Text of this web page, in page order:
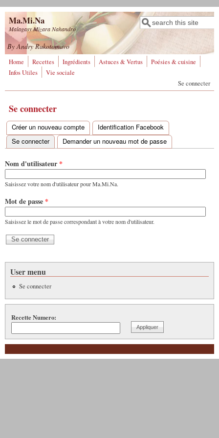
Aller au contenu principal
Ma.Mi.Na
Malagasy Mizara Nahandro
Formulaire de
recherche
Rechercher
By Andry Rakotomavo
Home Recettes Ingrédients Astuces & Vertus
Poésies & cuisine
Infos Utiles
Vie sociale
Se connecter
Se connecter
Onglets principaux
Créer un nouveau compte
Identification Facebook
Se connecter(onglet actif)
Demander un nouveau mot de passe
Nom d'utilisateur *
Saisissez votre nom d'utilisateur pour Ma.Mi.Na.
Mot de passe *
Saisissez le mot de passe correspondant à votre nom d'utilisateur.
User menu
Se connecter
Recette Numero: